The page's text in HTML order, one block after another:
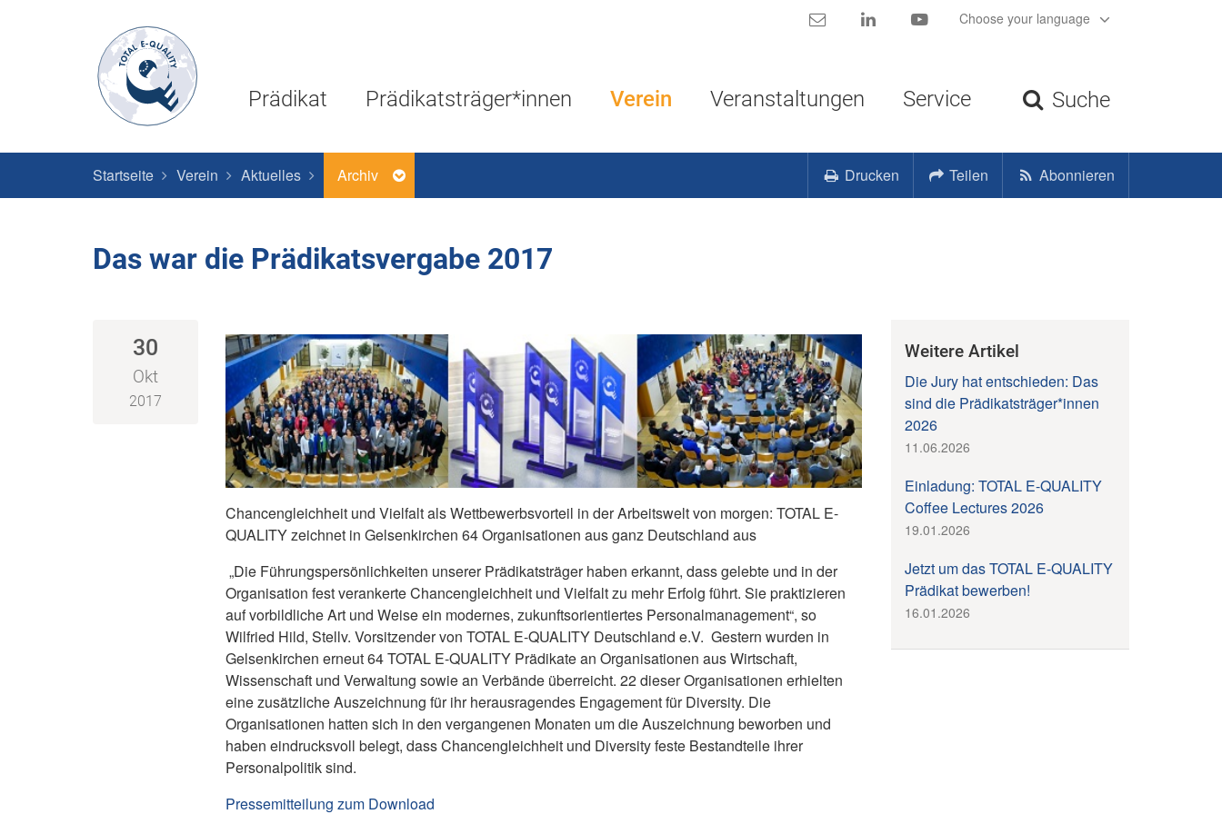
Kontakt LinkedIn YouTubeChoose your language
Prädikat Prädikatsträger*innen Verein Veranstaltungen Service Suche
Startseite Verein Aktuelles Archiv Drucken Teilen Abonnieren
Das war die Prädikatsvergabe 2017
30
Okt
2017
Chancengleichheit und Vielfalt als Wettbewerbsvorteil in der Arbeitswelt von morgen: TOTAL E-
QUALITY zeichnet in Gelsenkirchen 64 Organisationen aus ganz Deutschland aus
„Die Führungspersönlichkeiten unserer Prädikatsträger haben erkannt, dass gelebte und in der
Organisation fest verankerte Chancengleichheit und Vielfalt zu mehr Erfolg führt. Sie praktizieren
auf vorbildliche Art und Weise ein modernes, zukunftsorientiertes Personalmanagement“, so
Wilfried Hild, Stellv. Vorsitzender von TOTAL E-QUALITY Deutschland e.V. Gestern wurden in
Gelsenkirchen erneut 64 TOTAL E-QUALITY Prädikate an Organisationen aus Wirtschaft,
Wissenschaft und Verwaltung sowie an Verbände überreicht. 22 dieser Organisationen erhielten
eine zusätzliche Auszeichnung für ihr herausragendes Engagement für Diversity. Die
Organisationen hatten sich in den vergangenen Monaten um die Auszeichnung beworben und
haben eindrucksvoll belegt, dass Chancengleichheit und Diversity feste Bestandteile ihrer
Personalpolitik sind.
Pressemitteilung zum Download
Weitere Artikel
Die Jury hat entschieden: Das
sind die Prädikatsträger*innen
2026
11.06.2026
Einladung: TOTAL E-QUALITY
Coffee Lectures 2026
19.01.2026
Jetzt um das TOTAL E-QUALITY
Prädikat bewerben!
16.01.2026